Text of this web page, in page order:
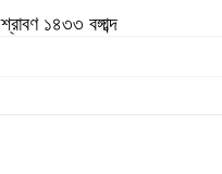
১৪৩৩ বঙ্গাব্দ